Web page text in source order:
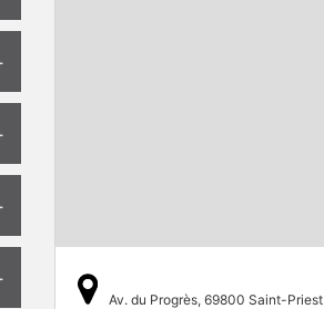
Av. du Progrès, 69800 Saint-Priest